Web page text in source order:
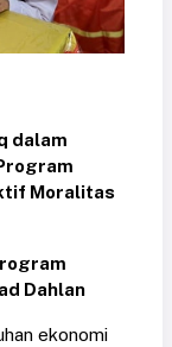
dalam
Moralitas
Dahlan
ekonomi